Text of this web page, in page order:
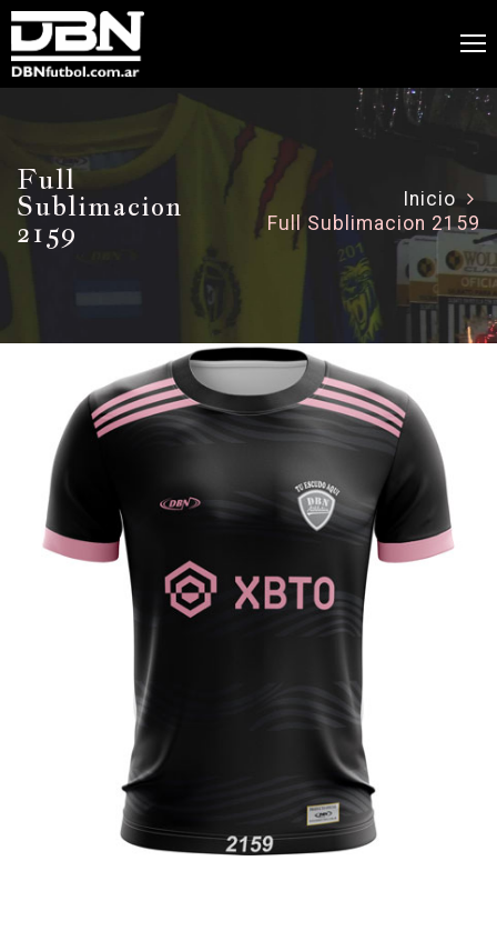
Full
Sublimacion
2159
Inicio
Full Sublimacion 2159